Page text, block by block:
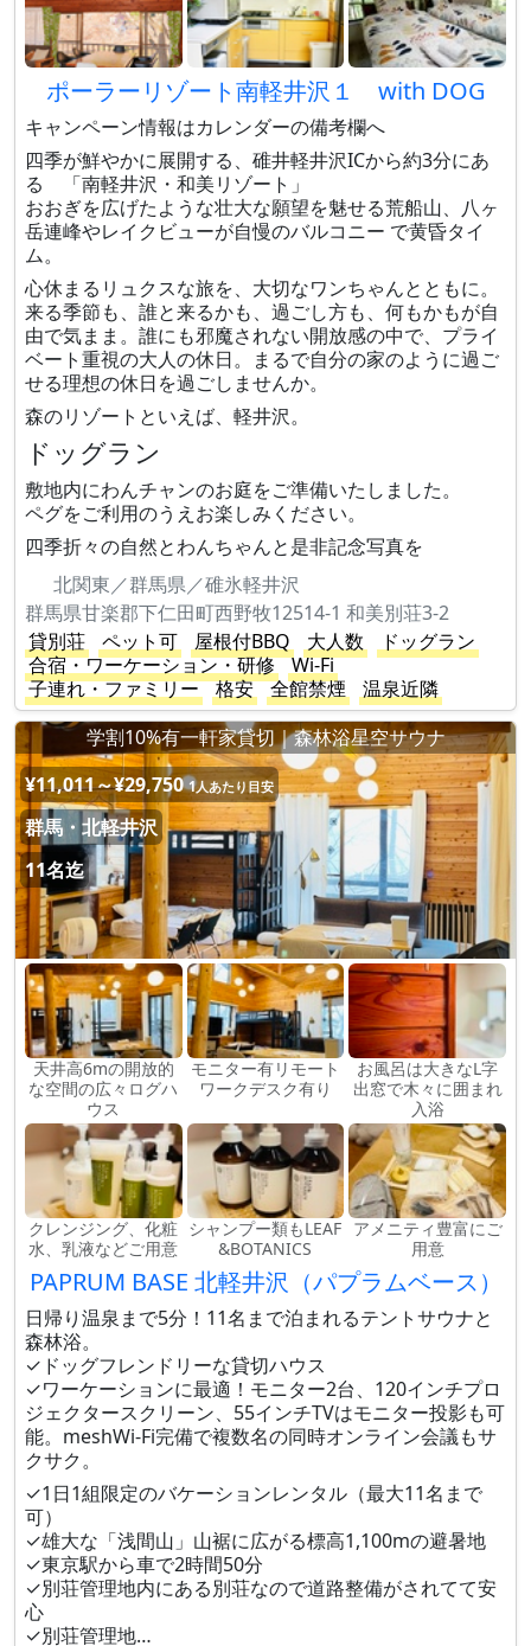
ポーラーリゾート南軽井沢１ with DOG
キャンペーン情報はカレンダーの備考欄へ
四季が鮮やかに展開する、碓井軽井沢ICから約3分にあ
る 「南軽井沢・和美リゾート」
おおぎを広げたような壮大な願望を魅せる荒船山、八ヶ
岳連峰やレイクビューが自慢のバルコニー で黄昏タイ
ム。
心休まるリュクスな旅を、大切なワンちゃんとともに。
来る季節も、誰と来るかも、過ごし方も、何もかもが自
由で気まま。誰にも邪魔されない開放感の中で、プライ
ベート重視の大人の休日。まるで自分の家のように過ご
せる理想の休日を過ごしませんか。
森のリゾートといえば、軽井沢。
ドッグラン
敷地内にわんチャンのお庭をご準備いたしました。
ペグをご利用のうえお楽しみください。
四季折々の自然とわんちゃんと是非記念写真を
北関東／群馬県／碓氷軽井沢
群馬県甘楽郡下仁田町西野牧12514-1 和美別荘3-2
貸別荘
ペット可 屋根付BBQ 大人数
ドッグラン
合宿・ワーケーション・研修
Wi-Fi
子連れ・ファミリー
格安 全館禁煙
温泉近隣
学割10%有一軒家貸切｜森林浴星空サウナ
¥11,011～¥29,750 1人あたり目安
群馬・北軽井沢
11名迄
天井高6mの開放的
な空間の広々ログハ
ウス
モニター有リモート
ワークデスク有り
お風呂は大きなL字
出窓で木々に囲まれ
入浴
クレンジング、化粧
水、乳液などご用意
シャンプー類もLEAF
&BOTANICS
アメニティ豊富にご
用意
PAPRUM BASE 北軽井沢（パプラムベース）
日帰り温泉まで5分！11名まで泊まれるテントサウナと
森林浴。
✓ドッグフレンドリーな貸切ハウス
✓ワーケーションに最適！モニター2台、120インチプロ
ジェクタースクリーン、55インチTVはモニター投影も可
能。meshWi-Fi完備で複数名の同時オンライン会議もサ
クサク。
✓1日1組限定のバケーションレンタル（最大11名まで
可）
✓雄大な「浅間山」山裾に広がる標高1,100mの避暑地
✓東京駅から車で2時間50分
✓別荘管理地内にある別荘なので道路整備がされてて安
心
✓別荘管理地…